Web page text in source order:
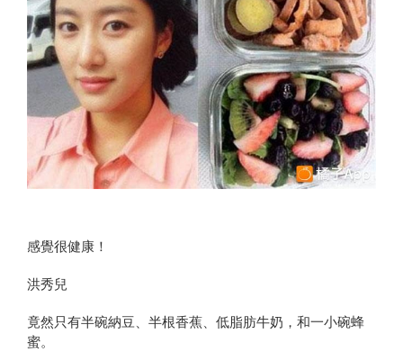
感覺很健康！
洪秀兒
竟然只有半碗納豆、半根香蕉、低脂肪牛奶，和一小碗蜂
蜜。